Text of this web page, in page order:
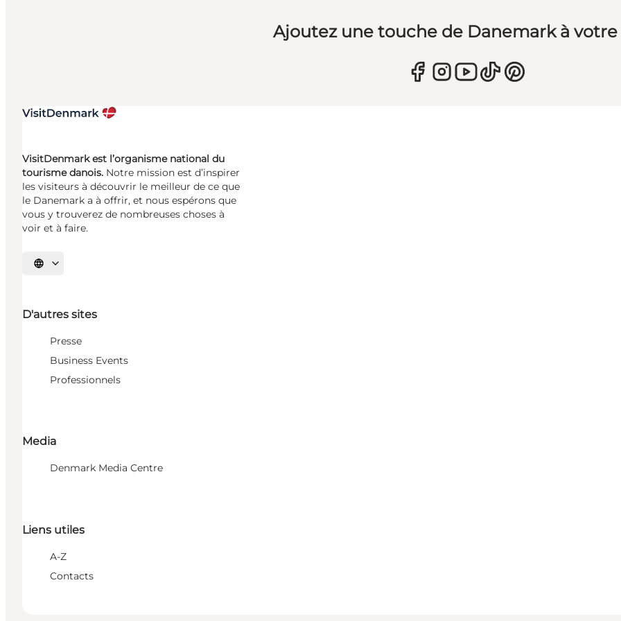
Ajoutez une touche de Danemark à
VisitDenmark est l’organisme national du
tourisme danois. Notre mission est d’inspirer
les visiteurs à découvrir le meilleur de ce que
le Danemark a à offrir, et nous espérons que
vous y trouverez de nombreuses choses à
voir et à faire.
Choisissez la langue
D'autres sites
Presse
Business Events
Professionnels
Media
Denmark Media Centre
Liens utiles
A-Z
Contacts